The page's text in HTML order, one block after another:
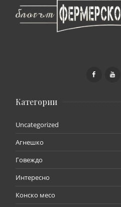
Категории
Uncategorized
Агнешко
Говеждо
Интересно
Конско месо